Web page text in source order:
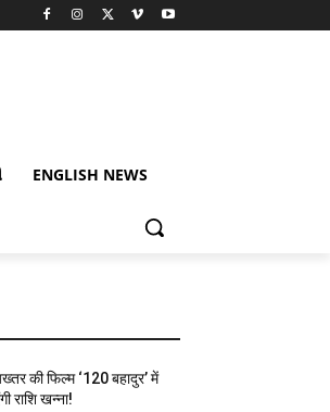
ENGLISH NEWS
की फिल्म ‘120 बहादुर’ में
राशि खन्ना!